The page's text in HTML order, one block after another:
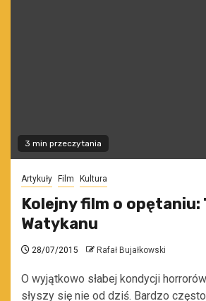
3 min przeczytania
Artykuły Film Kultura
Kolejny film o opętaniu:
Watykanu
28/07/2015 Rafał Bujałkowski
O wyjątkowo słabej kondycji
słyszy się nie od dziś. Bardzo